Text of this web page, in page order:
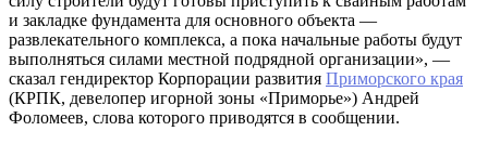
и закладке фундамента для основного объекта —
развлекательного комплекса, а пока начальные работы будут
выполняться силами местной подрядной организации», —
сказал гендиректор Корпорации развития Приморского края
(КРПК, девелопер игорной зоны «Приморье») Андрей
Фоломеев, слова которого приводятся в сообщении.